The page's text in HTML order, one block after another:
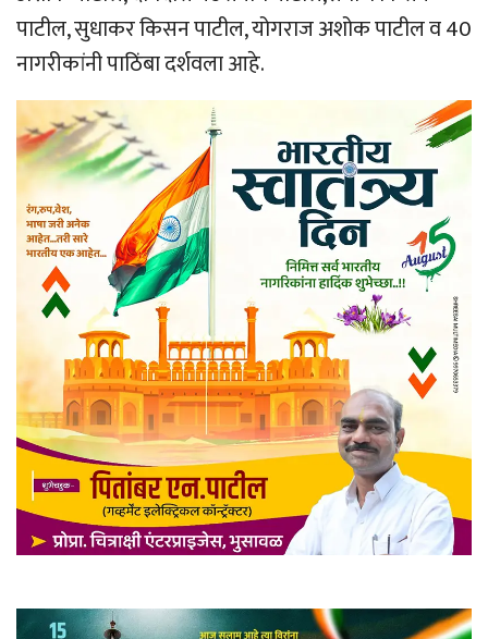
पाटील, सुधाकर किसन पाटील, योगराज अशोक पाटील व 40
नागरीकांनी पाठिंबा दर्शवला आहे.